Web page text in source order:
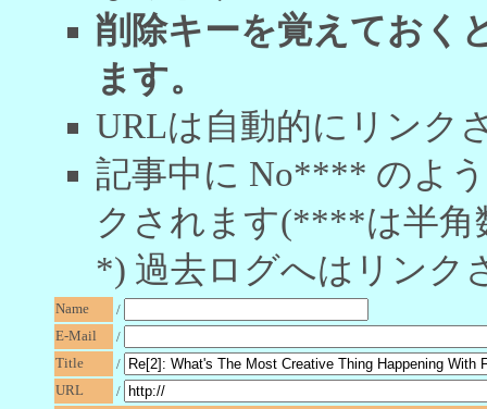
削除キーを覚えておく
ます。
URLは自動的にリンク
記事中に No**** のよ
クされます(****は半角
*) 過去ログへはリンク
Name
/
E-Mail
/
Title
/
URL
/